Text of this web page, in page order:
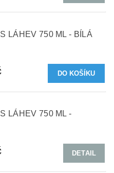
LÁHEV 750 ML - BÍLÁ
LÁHEV 750 ML -
DETAIL